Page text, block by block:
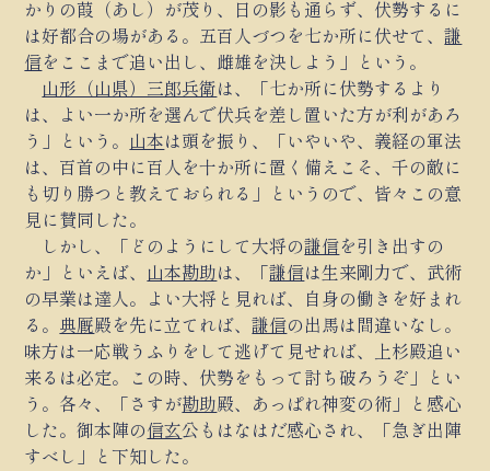
かりの葭（あし）が茂り、日の影も通らず、伏勢するに
は好都合の場がある。五百人づつを七か所に伏せて、謙
信をここまで追い出し、雌雄を決しよう」という。
山形（山県）三郎兵衛は、「七か所に伏勢するより
は、よい一か所を選んで伏兵を差し置いた方が利があろ
う」という。 山本は頭を振り、「いやいや、義経の軍法
は、百首の中に百人を十か所に置く備えこそ、千の敵に
も切り勝つと教えておられる」というので、皆々この意
見に賛同した。
しかし、「どのようにして大将の謙信を引き出すの
か」といえば、 山本勘助は、「謙信は生来剛力で、武術
の早業は達人。よい大将と見れば、自身の働きを好まれ
る。 典厩殿を先に立てれば、謙信の出馬は間違いなし。
味方は一応戦うふりをして逃げて見せれば、上杉殿追い
来るは必定。この時、伏勢をもって討ち破ろうぞ」とい
う。各々、「さすが勘助殿、あっぱれ神変の術」と感心
した。御本陣の信玄公もはなはだ感心され、「急ぎ出陣
すべし」と下知した。